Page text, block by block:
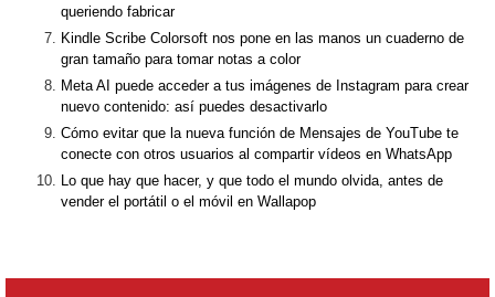
queriendo fabricar
Kindle Scribe Colorsoft nos pone en las manos un cuaderno de
gran tamaño para tomar notas a color
Meta AI puede acceder a tus imágenes de Instagram para crear
nuevo contenido: así puedes desactivarlo
Cómo evitar que la nueva función de Mensajes de YouTube te
conecte con otros usuarios al compartir vídeos en WhatsApp
Lo que hay que hacer, y que todo el mundo olvida, antes de
vender el portátil o el móvil en Wallapop